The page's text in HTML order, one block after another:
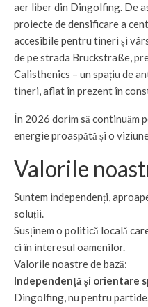
aer liber din Dingolfing. De
proiecte de densificare a
accesibile pentru tineri și
de pe strada Bruckstraße,
Calisthenics – un spațiu de
tineri, aflat în prezent în
În 2026 dorim să continuăm
energie proaspătă și o
Valorile
Suntem independenți,
soluții.
Susținem o politică locală
ci în interesul oamenilor.
Valorile noastre de bază:
Independență și orientare
Dingolfing, nu pentru